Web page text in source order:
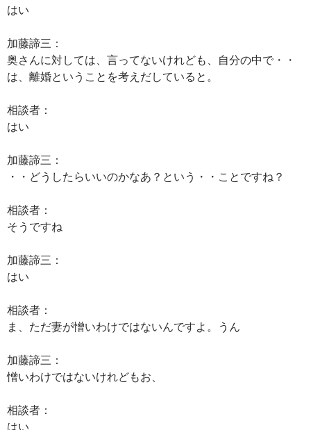
はい
加藤諦三：
奥さんに対しては、言ってないけれども、自分の中で・・
は、離婚ということを考えだしていると。
相談者：
はい
加藤諦三：
・・どうしたらいいのかなあ？という・・ことですね？
相談者：
そうですね
加藤諦三：
はい
相談者：
ま、ただ妻が憎いわけではないんですよ。うん
加藤諦三：
憎いわけではないけれどもお、
相談者：
はい